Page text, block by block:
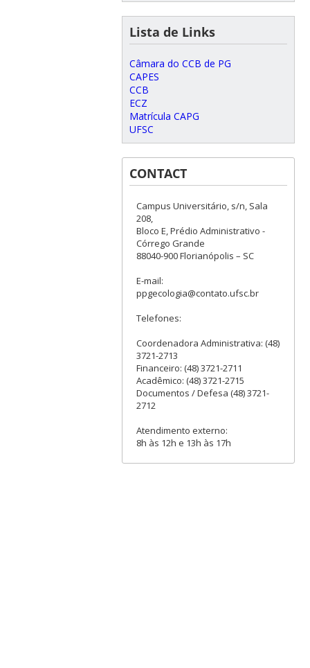
Lista de Links
Câmara do CCB de PG
CAPES
CCB
ECZ
Matrícula CAPG
UFSC
CONTACT
Campus Universitário, s/n, Sala
208,
Bloco E, Prédio Administrativo -
Córrego Grande
88040-900 Florianópolis – SC
E-mail:
ppgecologia@contato.ufsc.br
Telefones:
Coordenadora Administrativa: (48)
3721-2713
Financeiro: (48) 3721-2711
Acadêmico: (48) 3721-2715
Documentos / Defesa (48) 3721-
2712
Atendimento externo:
8h às 12h e 13h às 17h